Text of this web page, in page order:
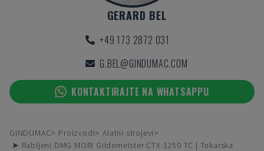
GERARD BEL
+49 173 2872 031
G.BEL@GINDUMAC.COM
KONTAKTIRAJTE NA WHATSAPPU
GINDUMAC Proizvodi
Alatni strojevi
➤ Rabljeni DMG MORI Gildemeister CTX 1250 TC | Tokarska